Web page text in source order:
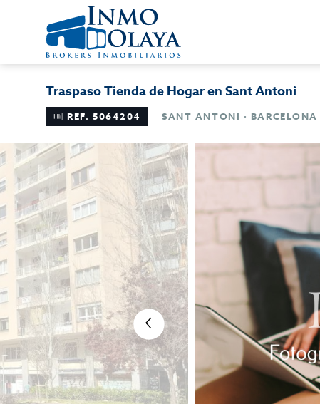
Traspaso Tienda de Hogar en Sant Antoni
REF. 5064204 SANT ANTONI · BARCELONA